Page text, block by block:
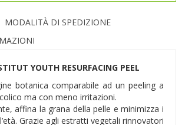
MODALITÀ DI SPEDIZIONE
YOUTH RESURFACING PEEL
botanica comparabile ad un peeling a
ma con meno irritazioni.
affina la grana della pelle e minimizza i
Grazie agli estratti vegetali rinnovatori